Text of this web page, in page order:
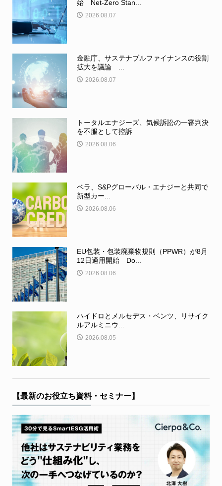
始 Net-Zero Stan...
2026.08.07
金融庁、サステナブルファイナンスの役割
拡大を議論 ...
2026.08.07
トータルエナジーズ、気候訴訟の一審判決
を不服として控訴
2026.08.06
ベラ、S&Pグローバル・エナジーと共同で
新型カー...
2026.08.06
EU包装・包装廃棄物規則（PPWR）が8月
12日適用開始 Do...
2026.08.06
ハイドロとメルセデス・ベンツ、リサイク
ルアルミニウ...
2026.08.05
【最新のお役立ち資料・セミナー】